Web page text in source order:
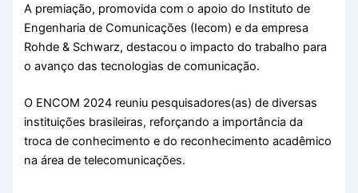
A premiação, promovida com o apoio do Instituto de
Engenharia de Comunicações (Iecom) e da empresa
Rohde & Schwarz, destacou o impacto do trabalho para
o avanço das tecnologias de comunicação.
O ENCOM 2024 reuniu pesquisadores(as) de diversas
instituições brasileiras, reforçando a importância da
troca de conhecimento e do reconhecimento acadêmico
na área de telecomunicações.